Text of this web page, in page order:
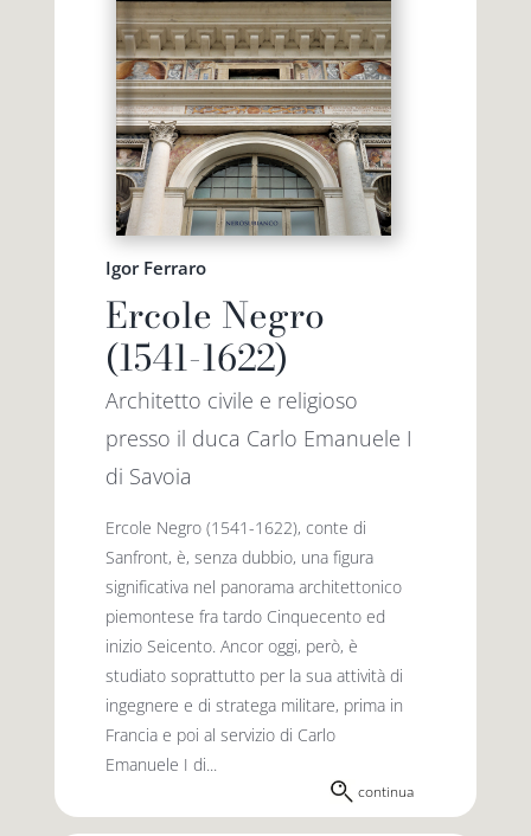
Igor Ferraro
Ercole Negro
(1541-1622)
Architetto civile e religioso
presso il duca Carlo Emanuele I
di Savoia
Ercole Negro (1541-1622), conte di
Sanfront, è, senza dubbio, una figura
significativa nel panorama architettonico
piemontese fra tardo Cinquecento ed
inizio Seicento. Ancor oggi, però, è
studiato soprattutto per la sua attività di
ingegnere e di stratega militare, prima in
Francia e poi al servizio di Carlo
Emanuele I di...
continua